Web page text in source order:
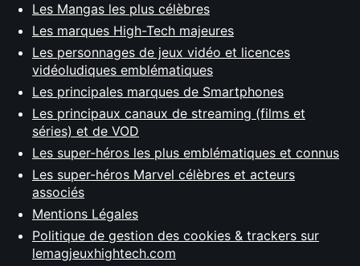
Les Mangas les plus célèbres
Les marques High-Tech majeures
Les personnages de jeux vidéo et licences
vidéoludiques emblématiques
Les principales marques de Smartphones
Les principaux canaux de streaming (films et
séries) et de VOD
Les super-héros les plus emblématiques et connus
Les super-héros Marvel célèbres et acteurs
associés
Mentions Légales
Politique de gestion des cookies & trackers sur
lemagjeuxhightech.com